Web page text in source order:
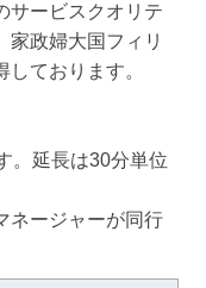
サービスクオリテ
家政婦大国フィリ
しております。
。延長は30分単位
ネージャーが同行